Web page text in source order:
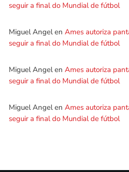
seguir a final do Mundial de fútbol
Miguel Angelen Ames autoriza
seguir a final do Mundial de fútbol
Miguel Angelen Ames autoriza
seguir a final do Mundial de fútbol
Miguel Angelen Ames autoriza
seguir a final do Mundial de fútbol